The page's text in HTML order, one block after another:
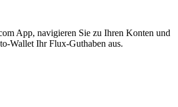
App, navigieren Sie zu Ihren Konten und
Wallet Ihr Flux-Guthaben aus.